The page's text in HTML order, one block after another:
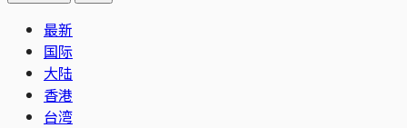
最新
国际
大陆
香港
台湾